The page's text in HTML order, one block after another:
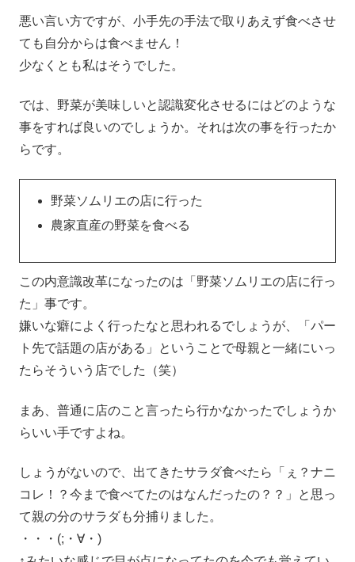
悪い言い方ですが、小手先の手法で取りあえず食べさせ
ても自分からは食べません！
少なくとも私はそうでした。
では、野菜が美味しいと認識変化させるにはどのような
事をすれば良いのでしょうか。それは次の事を行ったか
らです。
野菜ソムリエの店に行った
農家直産の野菜を食べる
この内意識改革になったのは「野菜ソムリエの店に行っ
た」事です。
嫌いな癖によく行ったなと思われるでしょうが、「パー
ト先で話題の店がある」ということで母親と一緒にいっ
たらそういう店でした（笑）
まあ、普通に店のこと言ったら行かなかったでしょうか
らいい手ですよね。
しょうがないので、出てきたサラダ食べたら「ぇ？ナニ
コレ！？今まで食べてたのはなんだったの？？」と思っ
て親の分のサラダも分捕りました。
・・・(;・∀・)